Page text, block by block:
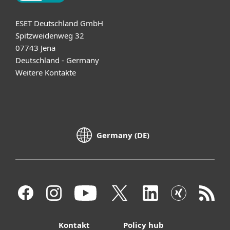
ESET Deutschland GmbH
Spitzweidenweg 32
07743 Jena
Deutschland - Germany
Weitere Kontakte
Germany (DE)
Kontakt Policy hub